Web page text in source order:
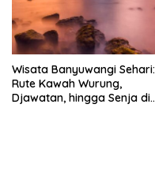
Wisata Banyuwangi Sehari:
Rute Kawah Wurung,
Djawatan, hingga Senja di